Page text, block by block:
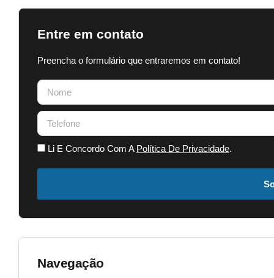
Entre em contato
Preencha o formulário que entraremos em contato!
Li E Concordo Com A Política De Privacidade.
Navegação